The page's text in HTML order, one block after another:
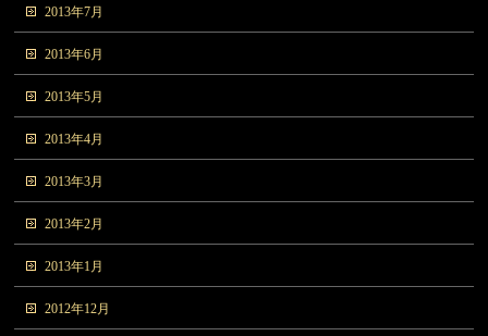
2013年7月
2013年6月
2013年5月
2013年4月
2013年3月
2013年2月
2013年1月
2012年12月